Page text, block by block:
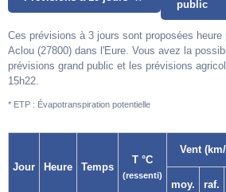
public
Ces prévisions à 3 jours sont proposées heure
Aclou (27800) dans l'Eure. Vous avez la
prévisions grand public et les prévisions
15h22.
* ETP : Évapotranspiration potentielle
Jour Heure Temps
T °C
(ressenti)
Vent
moy. raf.